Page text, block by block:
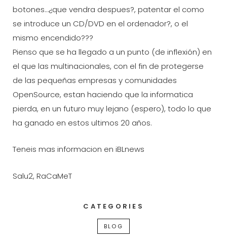
botones…¿que vendra despues?, patentar el como
se introduce un CD/DVD en el ordenador?, o el
mismo encendido???
Pienso que se ha llegado a un punto (de inflexión) en
el que las multinacionales, con el fin de protegerse
de las pequeñas empresas y comunidades
OpenSource, estan haciendo que la informatica
pierda, en un futuro muy lejano (espero), todo lo que
ha ganado en estos ultimos 20 años.
Teneis mas informacion en iBLnews
Salu2, RaCaMeT
CATEGORIES
BLOG